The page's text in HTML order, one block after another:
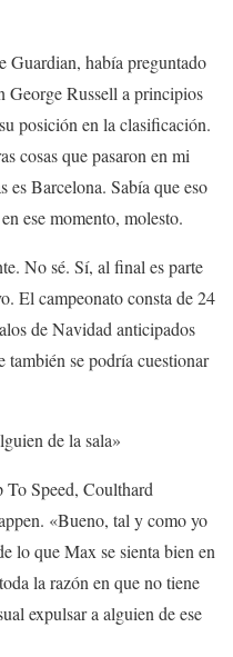
Guardian, había preguntado
George Russell a principios
posición en la clasificación.
cosas que pasaron en mi
es Barcelona. Sabía que eso
ese momento, molesto.
No sé. Sí, al final es parte
El campeonato consta de 24
de Navidad anticipados
también se podría cuestionar
de la sala»
Speed, Coulthard
«Bueno, tal y como yo
lo que Max se sienta bien en
la razón en que no tiene
expulsar a alguien de ese